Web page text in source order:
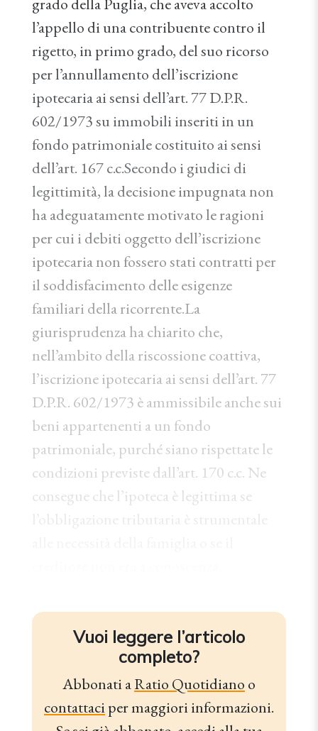
l’appello di una contribuente contro il
rigetto, in primo grado, del suo ricorso
per l’annullamento dell’iscrizione
ipotecaria ai sensi dell’art. 77 D.P.R.
602/1973 su immobili inseriti in un
fondo patrimoniale costituito ai sensi
dell’art. 167 c.c.Secondo i giudici di
legittimità, la decisione impugnata non
ha adeguatamente motivato le ragioni
per cui i debiti oggetto dell’iscrizione
ipotecaria non fossero stati contratti per
il soddisfacimento delle esigenze
familiari della ricorrente.La
giurisprudenza ha chiarito che,
nell’ambito della riscossione coattiva,
l’iscrizione ipotecaria ai sensi dell’art. 77
D.P.R. 602/1973 è ammissibile anche sui
beni appartenenti a un fondo
patrimoniale, purché siano rispettate le
condizioni previste dall’art. 170 c.c. Ne
consegue che l’ipoteca è legittima se
Vuoi leggere l’articolo
completo?
Abbonati aRatio Quotidiano o
contattaciper maggiori informazioni.